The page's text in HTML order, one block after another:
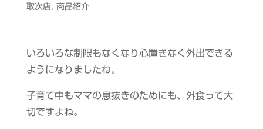
取次店, 商品紹介
いろいろな制限もなくなり心置きなく外出できる
ようになりましたね。
子育て中もママの息抜きのためにも、外食って大
切ですよね。